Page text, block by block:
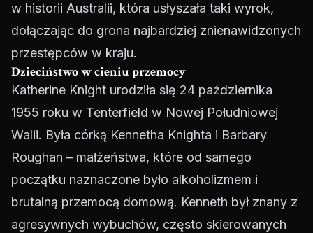
w historii Australii, która usłyszała taki wyrok,
dołączając do grona najbardziej znienawidzonych
przestępców w kraju.
Dzieciństwo w cieniu przemocy
Katherine Knight urodziła się 24 października
1955 roku w Tenterfield w Nowej Południowej
Walii. Była córką Kennetha Knighta i Barbary
Roughan – małżeństwa, które od samego
początku naznaczone było alkoholizmem i
brutalną przemocą domową. Kenneth był znany z
agresywnych wybuchów, często skierowanych